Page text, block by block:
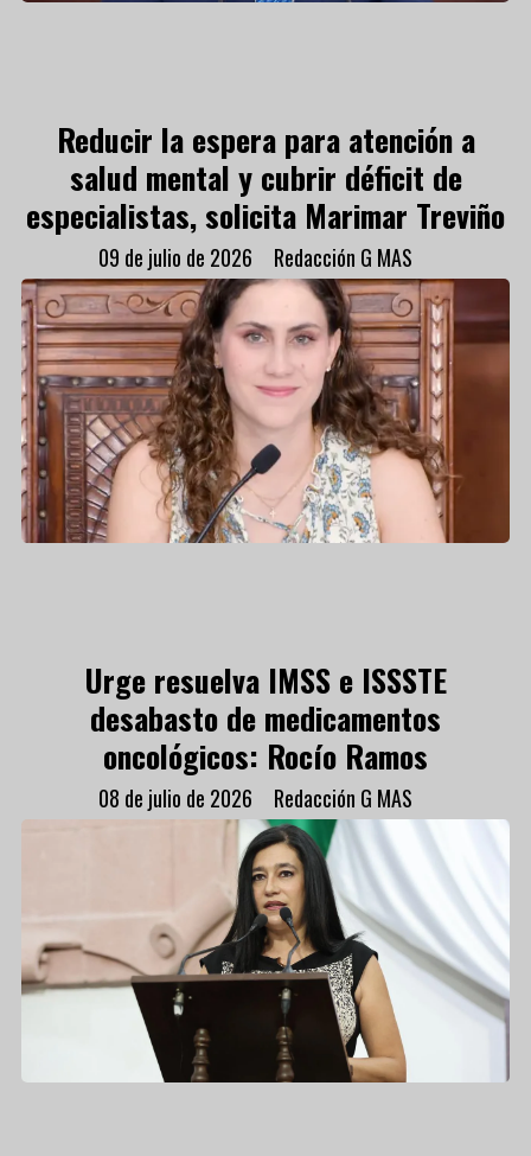
Reducir la espera para atención a
salud mental y cubrir déficit de
especialistas, solicita Marimar Treviño
Redacción G MAS
09 de julio de 2026
Urge resuelva IMSS e ISSSTE
desabasto de medicamentos
oncológicos: Rocío Ramos
Redacción G MAS
08 de julio de 2026